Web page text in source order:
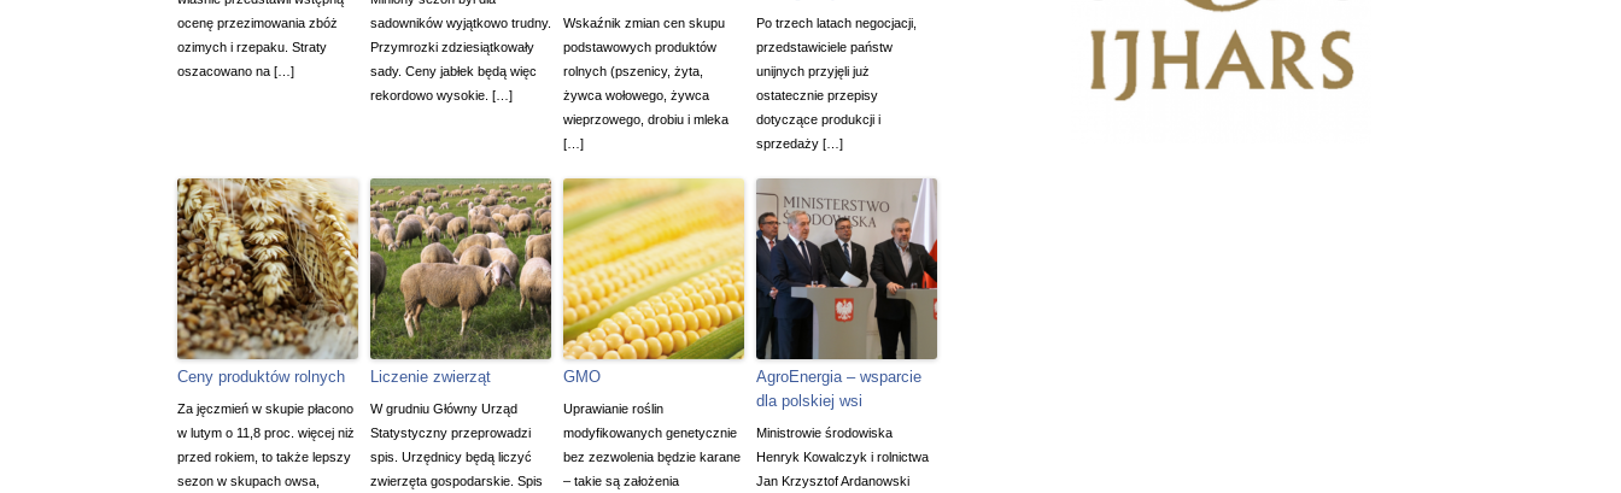
ocenę przezimowania zbóż
ozimych i rzepaku. Straty
oszacowano na […]
sadowników wyjątkowo trudny.
Przymrozki zdziesiątkowały
sady. Ceny jabłek będą więc
rekordowo wysokie. […]
Wskaźnik zmian cen skupu
podstawowych produktów
rolnych (pszenicy, żyta,
żywca wołowego, żywca
wieprzowego, drobiu i mleka
[…]
Po trzech latach negocjacji,
przedstawiciele państw
unijnych przyjęli już
ostatecznie przepisy
dotyczące produkcji i
sprzedaży […]
Ceny produktów rolnych
Za jęczmień w skupie płacono
w lutym o 11,8 proc. więcej niż
przed rokiem, to także lepszy
sezon w skupach owsa,
Liczenie zwierząt
W grudniu Główny Urząd
Statystyczny przeprowadzi
spis. Urzędnicy będą liczyć
zwierzęta gospodarskie. Spis
GMO
Uprawianie roślin
modyfikowanych genetycznie
bez zezwolenia będzie karane
– takie są założenia
AgroEnergia – wsparcie
dla polskiej wsi
Ministrowie środowiska
Henryk Kowalczyk i rolnictwa
Jan Krzysztof Ardanowski